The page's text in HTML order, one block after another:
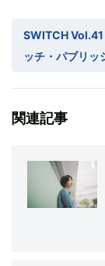
SWITCH Vol.41
ッチ・パブリッ
関連記事